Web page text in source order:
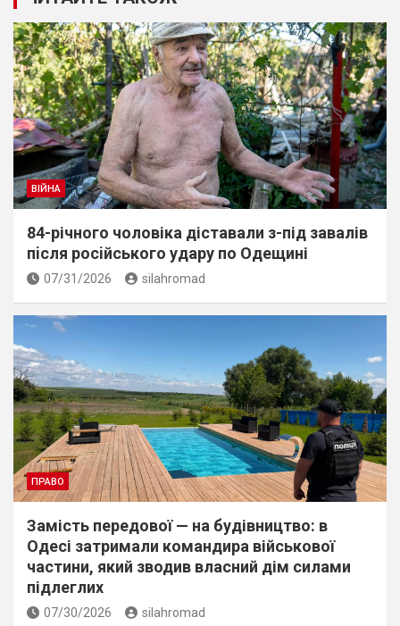
ВІЙНА
84-річного чоловіка діставали з-під завалів
пiсля росiйського удару по Одещині
07/31/2026 silahromad
ПРАВО
Замість передової — на будівництво: в
Одесі затримали командира військової
частини, який зводив власний дім силами
підлеглих
07/30/2026 silahromad